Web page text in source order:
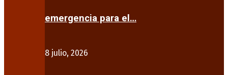
emergencia para el…
8 julio, 2026